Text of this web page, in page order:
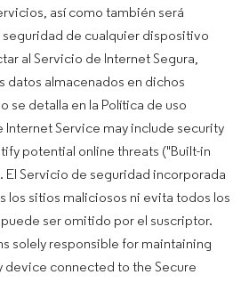
así como también será
seguridad de cualquier dispositivo
al Servicio de Internet Segura,
datos almacenados en dichos
se detalla en la Política de uso
Internet Service may include security
potential online threats ("Built-in
El Servicio de seguridad incorporada
los sitios maliciosos ni evita todos los
puede ser omitido por el suscriptor.
solely responsible for maintaining
device connected to the Secure